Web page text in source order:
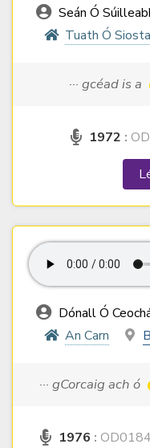
Seán Ó
Tuath Ó Siosta
··· gcéad is a
1972 :
Dónall Ó
An Carn
··· gCorcaig ach ó
1976 :